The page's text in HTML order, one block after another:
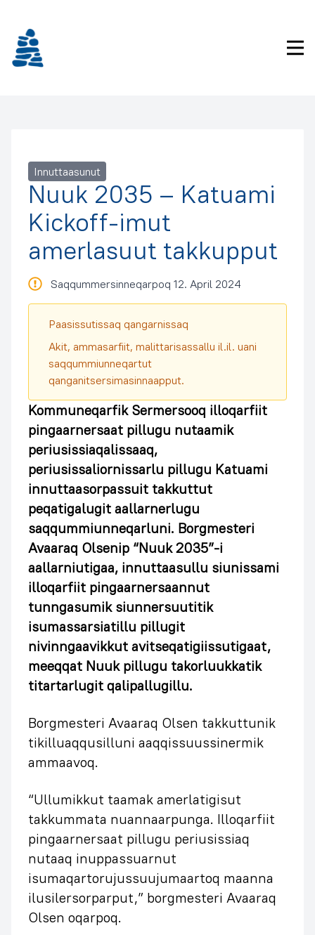
Innuttaasunut
Nuuk 2035 – Katuami
Kickoff-imut
amerlasuut takkupput
Saqqummersinneqarpoq 12. April 2024
Paasissutissaq qangarnissaq
Akit, ammasarfiit, malittarisassallu il.il. uani
saqqummiunneqartut
qanganitsersimasinnaapput.
Kommuneqarfik Sermersooq illoqarfiit
pingaarnersaat pillugu nutaamik
periusissiaqalissaaq,
periusissaliornissarlu pillugu Katuami
innuttaasorpassuit takkuttut
peqatigalugit aallarnerlugu
saqqummiunneqarluni. Borgmesteri
Avaaraq Olsenip “Nuuk 2035”-i
aallarniutigaa, innuttaasullu siunissami
illoqarfiit pingaarnersaannut
tunngasumik siunnersuutitik
isumassarsiatillu pillugit
nivinngaavikkut avitseqatigiissutigaat,
meeqqat Nuuk pillugu takorluukkatik
titartarlugit qalipallugillu.
Borgmesteri Avaaraq Olsen takkuttunik
tikilluaqqusilluni aaqqissuussinermik
ammaavoq.
“Ullumikkut taamak amerlatigisut
takkummata nuannaarpunga. Illoqarfiit
pingaarnersaat pillugu periusissiaq
nutaaq inuppassuarnut
isumaqartorujussuujumaartoq maanna
ilusilersorparput,” borgmesteri Avaaraq
Olsen oqarpoq.